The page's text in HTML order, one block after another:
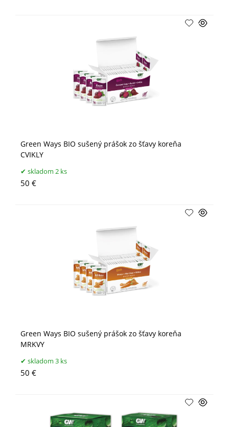
Green Ways BIO sušený prášok zo šťavy koreňa
CVIKLY
skladom 2 ks
50 €
Green Ways BIO sušený prášok zo šťavy koreňa
MRKVY
skladom 3 ks
50 €